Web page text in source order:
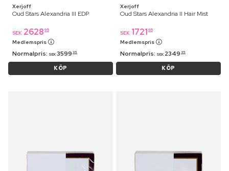
Xerjoff
Oud Stars Alexandria III EDP
SEK 2628 95
Medlemspris
Normalpris: SEK 3599 95
KÖP
Xerjoff
Oud Stars Alexandria II Hair Mist
SEK 1721 95
Medlemspris
Normalpris: SEK 2349 95
KÖP